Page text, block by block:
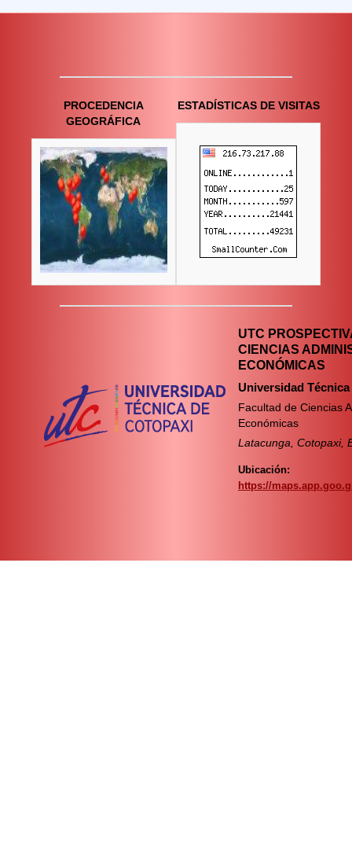
PROCEDENCIA
GEOGRÁFICA
ESTADÍSTICAS DE VISITAS
UTC
CIENCIAS
ECONÓMICAS
Universidad
Facultad de Ciencias
Económicas
Latacunga, Cotopaxi,
Ubicación:
https://